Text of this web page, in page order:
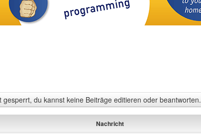
gesperrt, du kannst keine Beiträge editieren oder beantworten.
Nachricht